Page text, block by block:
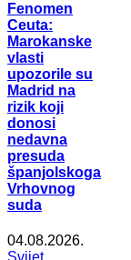
Fenomen
Ceuta:
Marokanske
vlasti
upozorile su
Madrid na
rizik koji
donosi
nedavna
presuda
španjolskoga
Vrhovnog
suda
04.08.2026.